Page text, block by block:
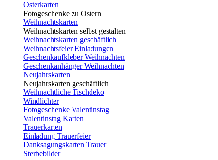
Osterkarten
Fotogeschenke zu Ostern
Weihnachtskarten
Weihnachtskarten selbst gestalten
Weihnachtskarten geschäftlich
Weihnachtsfeier Einladungen
Geschenkaufkleber Weihnachten
Geschenkanhänger Weihnachten
Neujahrskarten
Neujahrskarten geschäftlich
Weihnachtliche Tischdeko
Windlichter
Fotogeschenke Valentinstag
Valentinstag Karten
Trauerkarten
Einladung Trauerfeier
Danksagungskarten Trauer
Sterbebilder